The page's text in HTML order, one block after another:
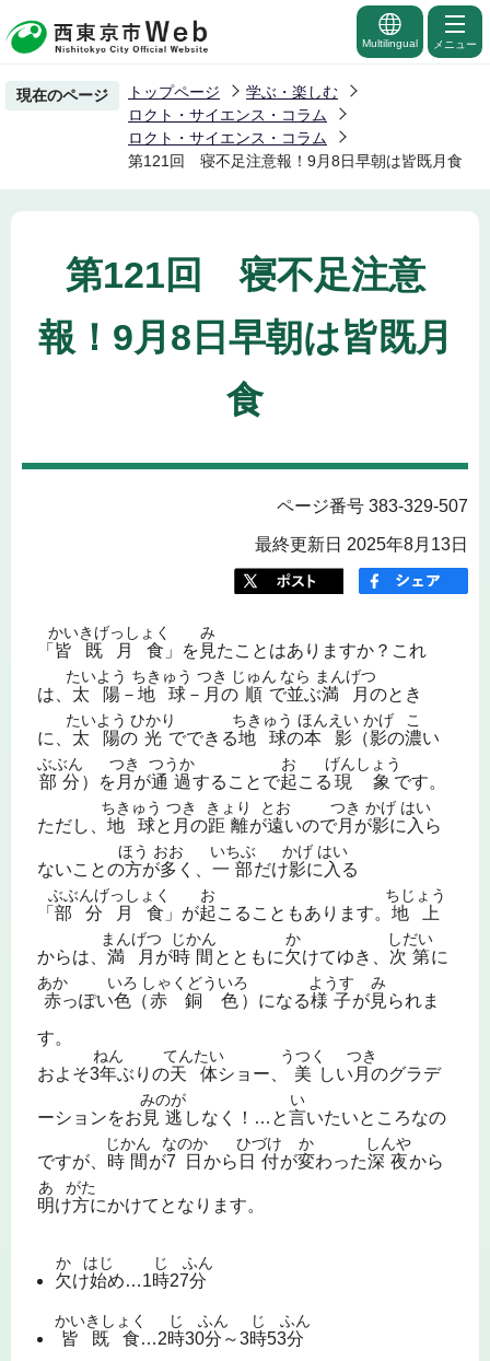
の
ー
先
頭
Multilingual メニュー
現在のページ トップページ
学ぶ・楽しむ
ロクト・サイエンス・コラム
ロクト・サイエンス・コラム
第121回 寝不足注意報！9月8日早朝は皆既月食
第121回 寝不足注意
報！9月8日早朝は皆既月
食
ページ番号 383-329-507
最終更新日 2025年8月13日
「 皆既月食
かいきげっしょく
」を 見
み
たことはありますか？これ
は、 太陽
たいよう
－ 地球
ちきゅう
－ 月
つき
の 順
じゅん
で並
なら
ぶ満月
まんげつ
のとき
に、 太陽
たいよう
の 光
ひかり
でできる地球
ちきゅう
の本影
ほんえい
（影
かげ
の濃
こ
い
部分
ぶぶん
）を月
つき
が通過
つうか
することで起
お
こる 現象
げんしょう
です。
ただし、 地球
ちきゅう
と 月
つき
の距離
きょり
が遠
とお
いので月
つき
が影
かげ
に入
はい
ら
ないことの方
ほう
が多
おお
く、 一部
いちぶ
だけ影
かげ
に入
はい
る
「 部分月食
ぶぶんげっしょく
」が起
お
こることもあります。 地上
ちじょう
からは、 満月
まんげつ
が時間
じかん
とともに欠
か
けてゆき、 次第
しだい
に
赤
あか
っぽい色
いろ
（赤銅色
しゃくどういろ
）になる様子
ようす
が見
み
られま
す。
およそ3年
ねん
ぶりの天体
てんたい
ショー、 美
うつく
しい月
つき
のグラデ
ーションをお 見逃
みのが
しなく！…と言
い
いたいところなの
ですが、 時間
じかん
が7日
なのか
から 日付
ひづけ
が変
か
わった深夜
しんや
から
明
あ
け方
がた
にかけてとなります。
欠
か
け始
はじ
め…1時
じ
27分
ふん
皆既食
かいきしょく
…2時
じ
30分
ふん
～3時
じ
53分
ふん